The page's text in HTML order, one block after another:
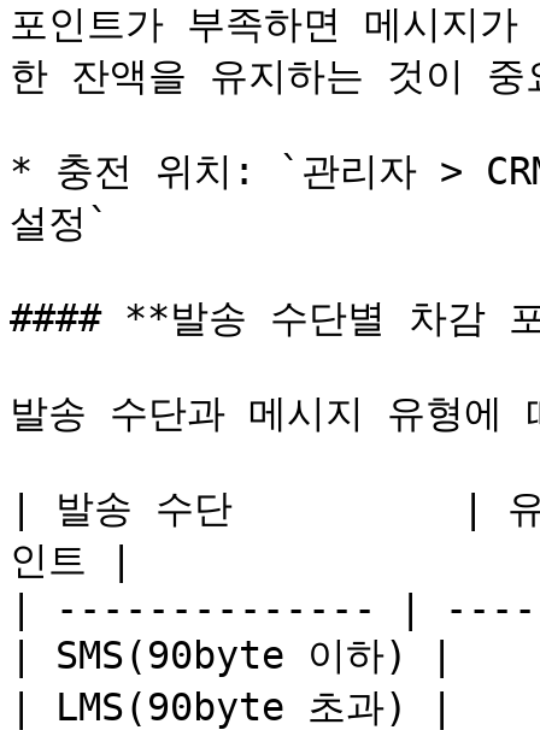
포인트가 부족하면 메시지
한 잔액을 유지하는 것이 중
* 충전 위치: `관리자 >
설정`
#### **발송 수단별 차감
발송 수단과 메시지 유형에
| 발송 수단          |
인트 |
| -------------- |
| SMS(90byte 이
| LMS(90byte 초